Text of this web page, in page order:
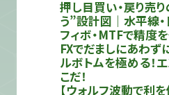
押し目買い・戻り売
う”設計図｜水平線・
フィボ・MTFで精度
FXでだましにあわず
ルボトムを極める！
こだ！
【ウォルフ波動で利